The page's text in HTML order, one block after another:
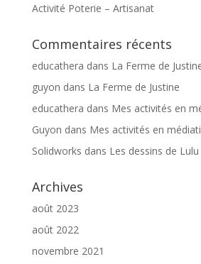
Activité Poterie – Artisanat
Commentaires récents
educathera dans La Ferme de
guyon dans La Ferme de Justine
educathera dans Mes activités en
Guyon dans Mes activités en
Solidworks dans Les dessins de Lulu
Archives
août 2023
août 2022
novembre 2021